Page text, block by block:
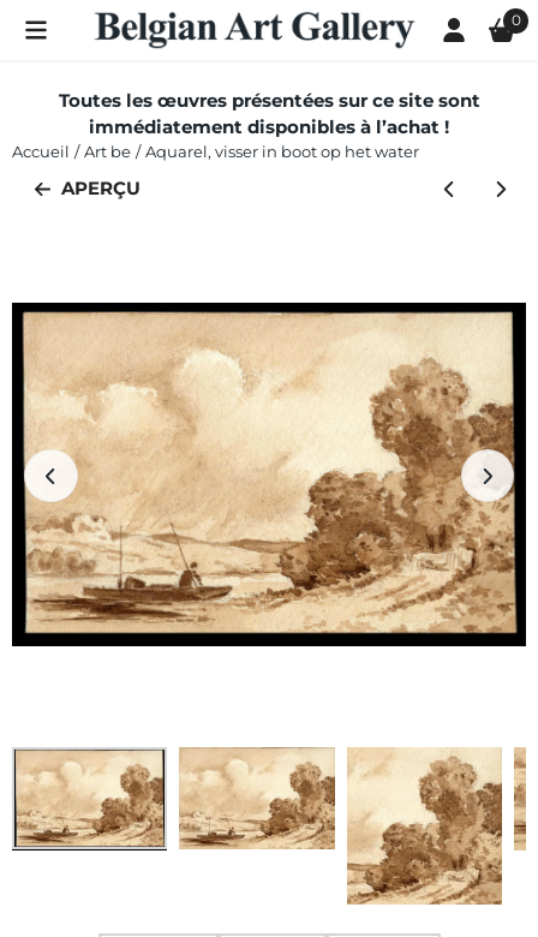
Les préférences de cookies sont actuellement fermées. 0
Toutes les œuvres présentées sur ce site sont
immédiatement disponibles à l’achat !
Accueil / Art be / Aquarel, visser in boot op het water
APERÇU